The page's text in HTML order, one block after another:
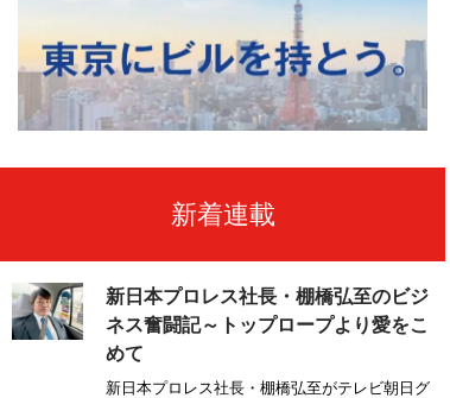
新着連載
新日本プロレス社長・棚橋弘至のビジ
ネス奮闘記～トップロープより愛をこ
めて
新日本プロレス社長・棚橋弘至がテレビ朝日グ